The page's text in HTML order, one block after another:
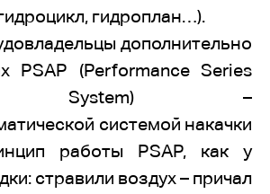
гидроплан…).
дополнительно
PSAP (Performance Series
System) –
системой накачки
работы PSAP, как у
стравили воздух – причал